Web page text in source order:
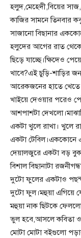
হলুদ,মেহেদী,বিয়ের
কাজির সামনে তিনবার
সাজানো বিছানার
হলুদের আগের রাত থেকে
ছিড়ে যাচ্ছে।ক্ষিদেও
খাবে?এই চুড়ি-শাড়ির
আরেকজনের হাতে খেতে
খাইয়ে দেওয়ার পরেও
আশপাশটা
একটা খুলে রাখা। খুলে
একটা টেবিল।এককোনে
দেয়ালজুরে একটা বড়
বিশাল বিছানাটা
দুটো ফুলের একটাও
দুটো ফুল।মহুয়া এগিয়ে
মহুয়া নাক ছিটকে
ভুল হবে,আসলে কবিতা ও
মোটা মোটা বইগুলো